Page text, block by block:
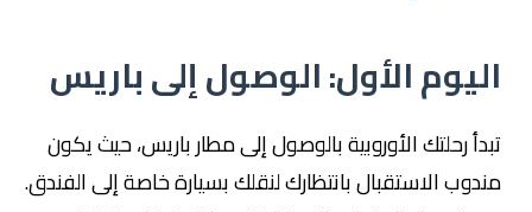
اليوم الأول: الوصول إلى باريس
تبدأ رحلتك الأوروبية بالوصول إلى مطار باريس، حيث يكون
مندوب الاستقبال بانتظارك لنقلك بسيارة خاصة إلى الفندق.